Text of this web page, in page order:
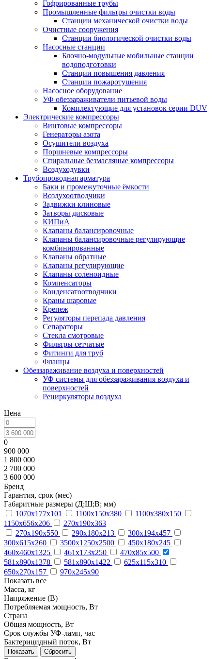
Гофрированные трубы
Промышленные фильтры очистки воды
Станции механической очистки воды
Очистные сооружения
Станции биологической очистки воды
Насосные станции
Блочно-модульные мобильные станции
водоподготовки
Станции повышения давления
Станции пожаротушения
Насосное оборудование
УФ обеззараживатели питьевой воды
Комплектующие для установок серии DUV
Электрические компрессоры
Винтовые компрессоры
Генераторы азота
Осушители воздуха
Поршневые компрессоры
Спиральные безмасляные компрессоры
Воздуходувки
Трубопроводная арматура
Баки и промежуточные ёмкости
Воздухоотводчики
Задвижки клиновые
Затворы дисковые
КИПиА
Клапаны балансировочные
Клапаны балансировочные регулирующие
комбинированные
Клапаны обратные
Клапаны регулирующие
Клапаны соленоидные
Компенсаторы
Конденсатоотводчики
Краны шаровые
Крепеж
Регуляторы перепада давления
Сепараторы
Стекла смотровые
Фильтры сетчатые
Фитинги для труб
Фланцы
Обеззараживание воздуха и поверхностей
УФ системы для обеззараживания воздуха и
поверхностей
Рециркуляторы воздуха
Цена
0
900 000
1 800 000
2 700 000
3 600 000
Бренд
Гарантия, срок (мес)
Габаритные размеры (Д;Ш;В; мм)
1070х177х101
1100х150х380
1100х380х150
1150х656х206
270х190х363
270х190х550
290х180х213
300х194х457
300х615х260
3500х1250х2500
450х180х245
460х460х1325
461х173х250
470х85х500
581х890х1378
581х890х1422
625х115х310
650х270х157
970х245х90
Показать все
Масса, кг
Напряжение (В)
Потребляемая мощность, Вт
Страна
Общая мощность, Вт
Срок службы УФ-ламп, час
Бактерицидный поток, Вт
Сбросить